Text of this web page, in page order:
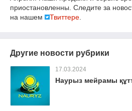
приостановленны. Следите за
на нашем
Твиттере
Другие новости рубрики
17.03.2024
Наурыз мейрамы